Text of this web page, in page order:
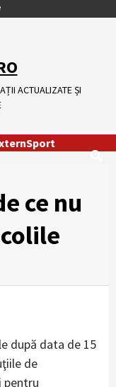
ACTUALIZATE ȘI
Sport
ce nu
după data de 15
de
pentru